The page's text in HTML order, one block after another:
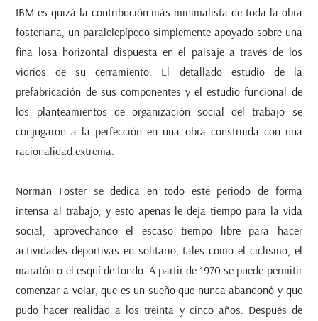
IBM es quizá la contribución más minimalista de toda la obra
fosteriana, un paralelepípedo simplemente apoyado sobre una
fina losa horizontal dispuesta en el paisaje a través de los
vidrios de su cerramiento. El detallado estudio de la
prefabricación de sus componentes y el estudio funcional de
los planteamientos de organización social del trabajo se
conjugaron a la perfección en una obra construida con una
racionalidad extrema.
Norman Foster se dedica en todo este periodo de forma
intensa al trabajo, y esto apenas le deja tiempo para la vida
social, aprovechando el escaso tiempo libre para hacer
actividades deportivas en solitario, tales como el ciclismo, el
maratón o el esquí de fondo. A partir de 1970 se puede permitir
comenzar a volar, que es un sueño que nunca abandonó y que
pudo hacer realidad a los treinta y cinco años. Después de